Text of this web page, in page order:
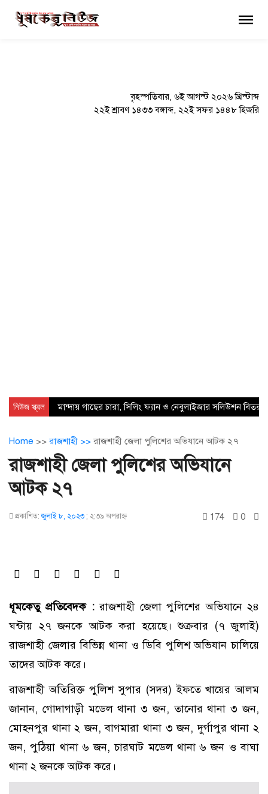
বৃহস্পতিবার, ৬ই আগস্ট ২০২৬ খ্রিস্টাব্দ
২২ই শ্রাবণ ১৪৩৩ বঙ্গাব্দ, ২২ই সফর ১৪৪৮ হিজরি
×
নিউজ স্ক্রল মান্দায় গাছের চারা, সিলিং ফ্যান ও নেবুলাইজার সলিউশন বিতরণ
Home >>রাজশাহী >> রাজশাহী জেলা পুলিশের অভিযানে আটক ২৭
রাজশাহী জেলা পুলিশের অভিযানে
আটক ২৭
প্রকাশিত:জুলাই ৮, ২০২৩ ; ২:৩৯ অপরাহ্ণ 174 0
ধূমকেতু প্রতিবেদক :রাজশাহী জেলা পুলিশের অভিযানে ২৪
ঘন্টায় ২৭ জনকে আটক করা হয়েছে। শুক্রবার (৭ জুলাই)
রাজশাহী জেলার বিভিন্ন থানা ও ডিবি পুলিশ অভিযান চালিয়ে
তাদের আটক করে।
রাজশাহী অতিরিক্ত পুলিশ সুপার (সদর) ইফতে খায়ের আলম
জানান, গোদাগাড়ী মডেল থানা ৩ জন, তানোর থানা ৩ জন,
মোহনপুর থানা ২ জন, বাগমারা থানা ৩ জন, দুর্গাপুর থানা ২
জন, পুঠিয়া থানা ৬ জন, চারঘাট মডেল থানা ৬ জন ও বাঘা
থানা ২ জনকে আটক করে।